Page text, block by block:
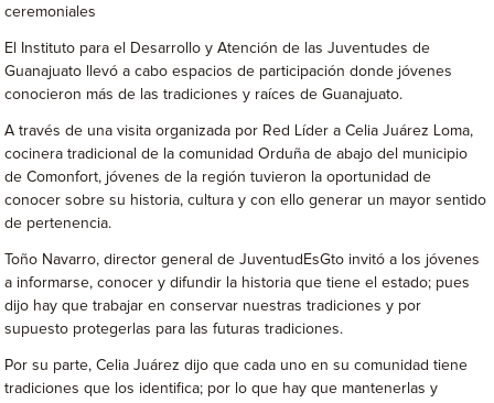
ceremoniales
El Instituto para el Desarrollo y Atención de las Juventudes de
Guanajuato llevó a cabo espacios de participación donde jóvenes
conocieron más de las tradiciones y raíces de Guanajuato.
A través de una visita organizada por Red Líder a Celia Juárez Loma,
cocinera tradicional de la comunidad Orduña de abajo del municipio
de Comonfort, jóvenes de la región tuvieron la oportunidad de
conocer sobre su historia, cultura y con ello generar un mayor sentido
de pertenencia.
Toño Navarro, director general de JuventudEsGto invitó a los jóvenes
a informarse, conocer y difundir la historia que tiene el estado; pues
dijo hay que trabajar en conservar nuestras tradiciones y por
supuesto protegerlas para las futuras tradiciones.
Por su parte, Celia Juárez dijo que cada uno en su comunidad tiene
tradiciones que los identifica; por lo que hay que mantenerlas y